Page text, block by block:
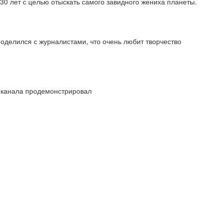
с журналистами, что очень любит творчество
продемонстрировал